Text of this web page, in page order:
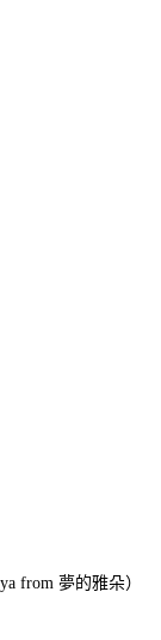
from 夢的雅朵）